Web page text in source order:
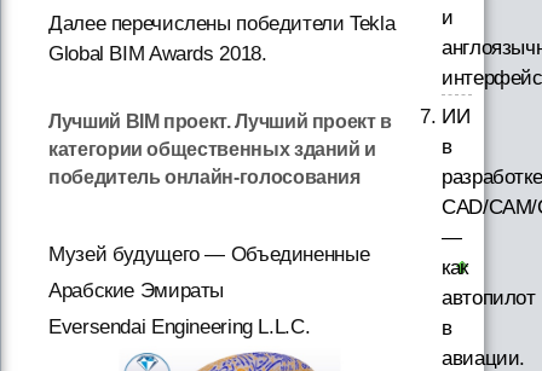
Далее перечислены победители Tekla
Global BIM Awards 2018.
Лучший BIM проект. Лучший проект в
категории общественных зданий и
победитель онлайн-голосования
Музей будущего — Объединенные
Арабские Эмираты
Eversendai Engineering L.L.C.
и
ИИ
в
разработке
CAD/
—
как
автопилот
в
авиации.